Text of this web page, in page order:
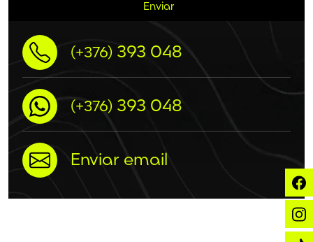
Enviar
(+376) 393 048
(+376) 393 048
Enviar email